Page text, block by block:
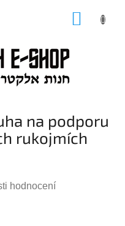
na podporu
rukojmích
hodnocení